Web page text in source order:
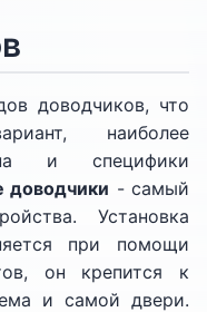
доводчиков, что
наиболее
и специфики
доводчики - самый
Установка
при помощи
он крепится к
и самой двери.